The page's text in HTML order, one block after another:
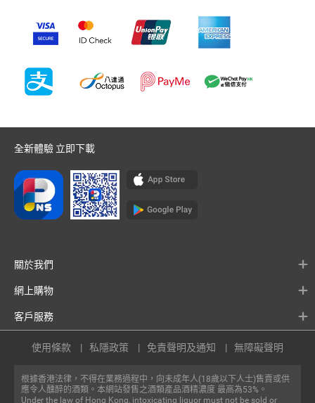
全新體驗 立即下載
關於我們
網上購物
客戶服務
根據香港法律，不得在業務過程中，向未成年人(18歲以下人士)售賣或供
應令人醺醉的酒類。本網站發售之酒類產品酒精濃度 最高為53%。
Under the law of Hong Kong, intoxicating liquor must not be sold or
使用條款 私隱政策 免責聲明及通知 無障礙聲明